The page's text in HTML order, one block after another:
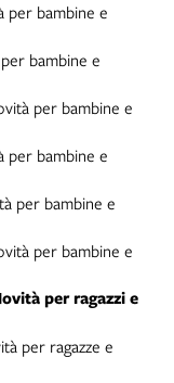
per bambine e
bambine e
per bambine e
per bambine e
per bambine e
per bambine e
per ragazzi e
per ragazze e